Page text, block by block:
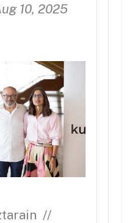
10, 2025
//